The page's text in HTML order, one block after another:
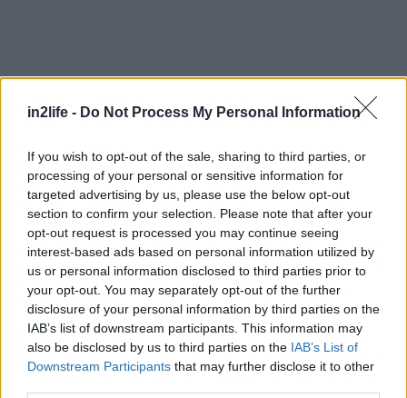
in2life - Do Not Process My Personal Information
If you wish to opt-out of the sale, sharing to third parties, or
processing of your personal or sensitive information for
targeted advertising by us, please use the below opt-out
section to confirm your selection. Please note that after your
opt-out request is processed you may continue seeing
interest-based ads based on personal information utilized by
us or personal information disclosed to third parties prior to
your opt-out. You may separately opt-out of the further
disclosure of your personal information by third parties on the
IAB’s list of downstream participants. This information may
also be disclosed by us to third parties on the IAB’s List of
Downstream Participants that may further disclose it to other